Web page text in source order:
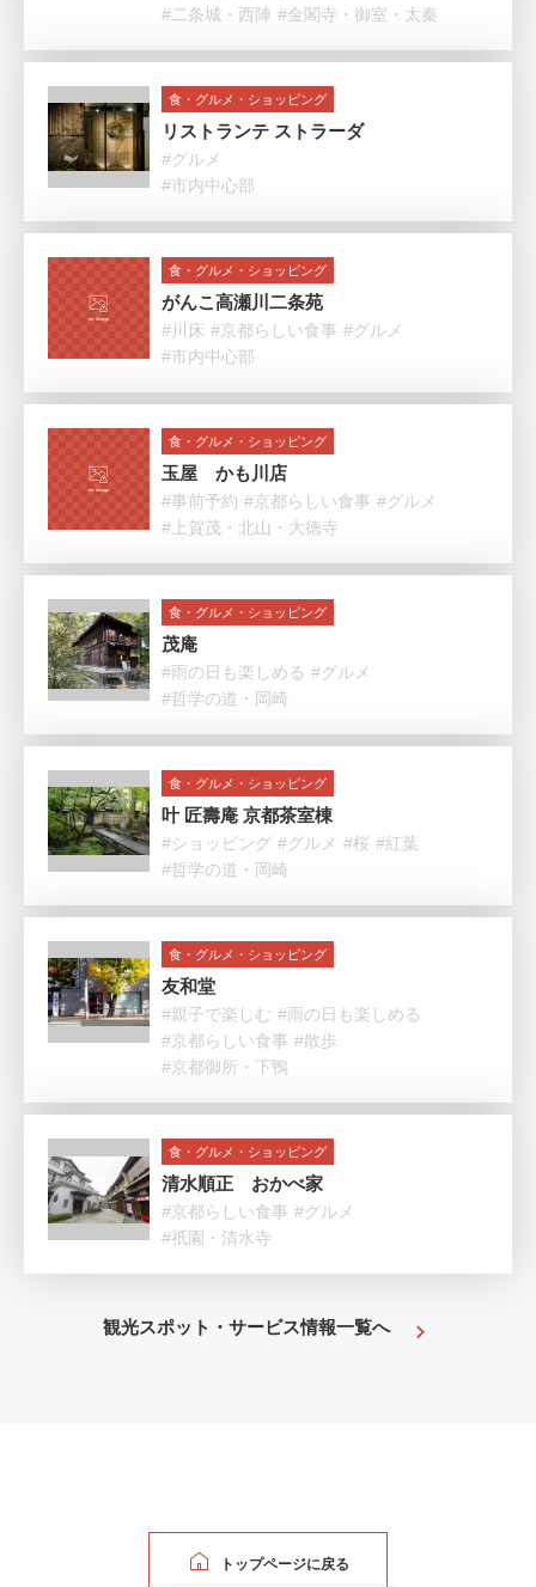
#二条城・西陣 #金閣寺・御室・太秦
食・グルメ・ショッピング
リストランテ ストラーダ
#グルメ
#市内中心部
食・グルメ・ショッピング
がんこ高瀬川二条苑
#川床 #京都らしい食事 #グルメ
#市内中心部
食・グルメ・ショッピング
玉屋 かも川店
#事前予約 #京都らしい食事 #グルメ
#上賀茂・北山・大徳寺
食・グルメ・ショッピング
茂庵
#雨の日も楽しめる #グルメ
#哲学の道・岡崎
食・グルメ・ショッピング
叶 匠壽庵 京都茶室棟
#ショッピング #グルメ #桜 #紅葉
#哲学の道・岡崎
食・グルメ・ショッピング
友和堂
#親子で楽しむ #雨の日も楽しめる
#京都らしい食事 #散歩
#京都御所・下鴨
食・グルメ・ショッピング
清水順正 おかべ家
#京都らしい食事 #グルメ
#祇園・清水寺
観光スポット・サービス情報一覧へ
トップページに戻る